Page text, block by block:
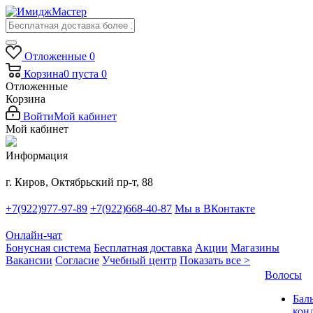
Отложенные 0
Корзина0 пуста 0
Отложенные
Корзина
ВойтиМой кабинет
Мой кабинет
Информация
г. Киров, Октябрьский пр-т, 88
+7(922)977-97-89 +7(922)668-40-87 Мы в ВКонтакте
Онлайн-чат
Бонусная система Бесплатная доставка Акции Магазины
Вакансии Согласие Учебный центр Показать все >
Волосы